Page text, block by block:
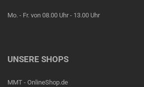
Mo. - Fr. von 08.00 Uhr - 13.00 Uhr
UNSERE SHOPS
MMT - OnlineShop.de